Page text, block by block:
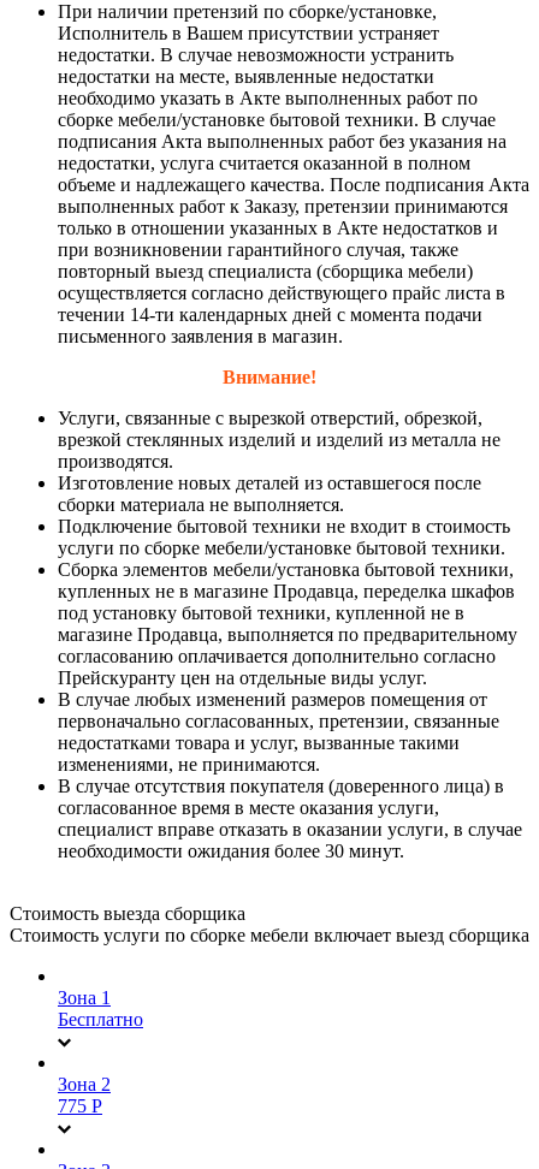
При наличии претензий по сборке/установке,
Исполнитель в Вашем присутствии устраняет
недостатки. В случае невозможности устранить
недостатки на месте, выявленные недостатки
необходимо указать в Акте выполненных работ по
сборке мебели/установке бытовой техники. В случае
подписания Акта выполненных работ без указания на
недостатки, услуга считается оказанной в полном
объеме и надлежащего качества. После подписания Акта
выполненных работ к Заказу, претензии принимаются
только в отношении указанных в Акте недостатков и
при возникновении гарантийного случая, также
повторный выезд специалиста (сборщика мебели)
осуществляется согласно действующего прайс листа в
течении 14-ти календарных дней с момента подачи
письменного заявления в магазин.
Внимание!
Услуги, связанные с вырезкой отверстий, обрезкой,
врезкой стеклянных изделий и изделий из металла не
производятся.
Изготовление новых деталей из оставшегося после
сборки материала не выполняется.
Подключение бытовой техники не входит в стоимость
услуги по сборке мебели/установке бытовой техники.
Сборка элементов мебели/установка бытовой техники,
купленных не в магазине Продавца, переделка шкафов
под установку бытовой техники, купленной не в
магазине Продавца, выполняется по предварительному
согласованию оплачивается дополнительно согласно
Прейскуранту цен на отдельные виды услуг.
В случае любых изменений размеров помещения от
первоначально согласованных, претензии, связанные
недостатками товара и услуг, вызванные такими
изменениями, не принимаются.
В случае отсутствия покупателя (доверенного лица) в
согласованное время в месте оказания услуги,
специалист вправе отказать в оказании услуги, в случае
необходимости ожидания более 30 минут.
Стоимость выезда сборщика
Стоимость услуги по сборке мебели включает выезд сборщика
Зона 1
Бесплатно
Зона 2
775 Р